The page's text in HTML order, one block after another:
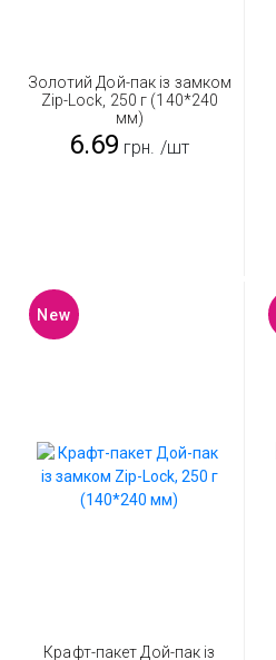
Золотий Дой-пак із замком
Zip-Lock, 250 г (140*240
мм)
6.69 грн. /шт
New
Крафт-пакет Дой-пак із